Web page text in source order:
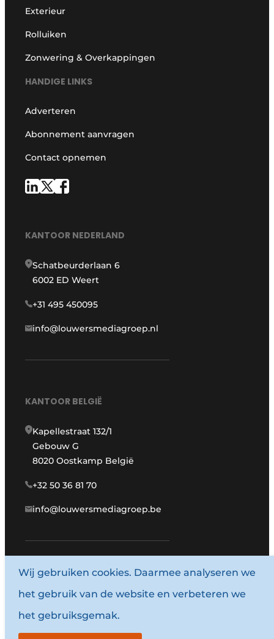
Exterieur
Rolluiken
Zonwering & Overkappingen
HANDIGE LINKS
Adverteren
Abonnement aanvragen
Contact opnemen
KANTOOR NEDERLAND
Schatbeurderlaan 6
6002 ED Weert
+31 495 450095
info@louwersmediagroep.nl
KANTOOR BELGIË
Kapellestraat 132/1
Gebouw G
8020 Oostkamp België
+32 50 36 81 70
info@louwersmediagroep.be
www.louwersmediagroep.com
© 1987 - 2026 Louwersmediagroep.
Algemene voorwaarden
Wij gebruiken cookies. Daarmee analyseren we
het gebruik van de website en verbeteren we
het gebruiksgemak.